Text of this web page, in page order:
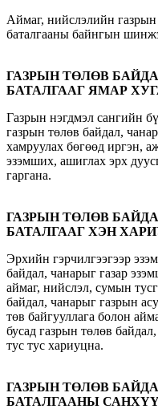
Аймаг, нийслэлийн
баталгааны байнгын
ГАЗРЫН ТӨЛӨВ
БАТАЛГААГ ЯМАР
Газрын нэгдмэл сангийн
газрын төлөв байдал,
хамруулах бөгөөд иргэн,
эзэмших, ашиглах эрх
гаргана.
ГАЗРЫН ТӨЛӨВ
БАТАЛГААГ ХЭН
Эрхийн гэрчилгээгээр
байдал, чанарыг газар
аймаг, нийслэл, сумын
байдал, чанарыг газрын
төв байгууллага болон
бусад газрын төлөв
тус тус хариуцна.
ГАЗРЫН ТӨЛӨВ
БАТАЛГААНЫ